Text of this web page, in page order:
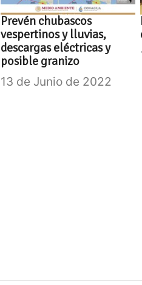
Prevén chubascos
vespertinos y lluvias,
descargas eléctricas y
posible granizo
13 de Junio de 2022